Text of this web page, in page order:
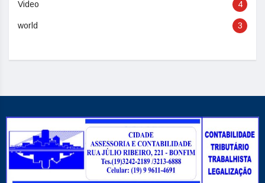
Video 4
world 3